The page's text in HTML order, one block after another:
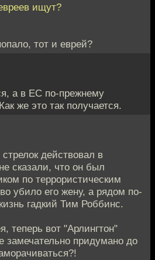
ищут?
тот и еврей?
а в ЕС по-прежнему
же это так получается.
действовал в
сказали, что он был
по террористическим
убило его жену, а рядом по-
гадкий Тим Роббинс.
теперь вот "Арлингтон"
замечательно придумано до